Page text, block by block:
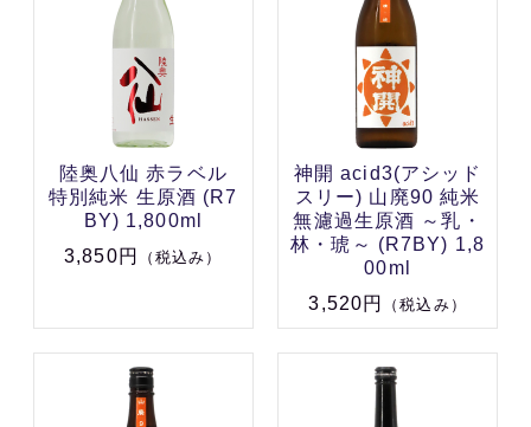
陸奥八仙 赤ラベル
特別純米 生原酒 (R7
BY) 1,800ml
3,850円
（税込み）
神開 acid3(アシッド
スリー) 山廃90 純米
無濾過生原酒 ～乳・
林・琥～ (R7BY) 1,8
00ml
3,520円
（税込み）